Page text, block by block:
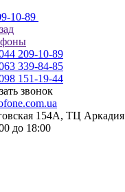
10-89
209-10-89
339-84-85
151-19-44
звонок
154А, ТЦ Аркадия
до 18:00